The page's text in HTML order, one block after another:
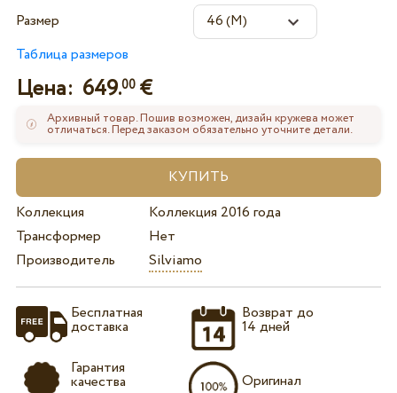
Размер
Таблица размеров
Цена: 649.00€
Архивный товар. Пошив возможен, дизайн кружева может
отличаться. Перед заказом обязательно уточните детали.
Коллекция
Коллекция 2016 года
Трансформер
Нет
Производитель
Silviamo
Бесплатная
доставка
Гарантия
качества
Возврат до
14 дней
Оригинал